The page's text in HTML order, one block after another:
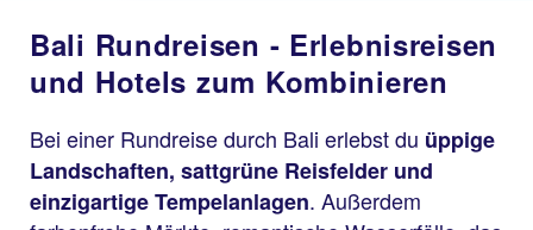
Bali Rundreisen - Erlebnisreisen
und Hotels zum Kombinieren
Bei einer Rundreise durch Bali erlebst du üppige
Landschaften, sattgrüne Reisfelder und
einzigartige Tempelanlagen. Außerdem